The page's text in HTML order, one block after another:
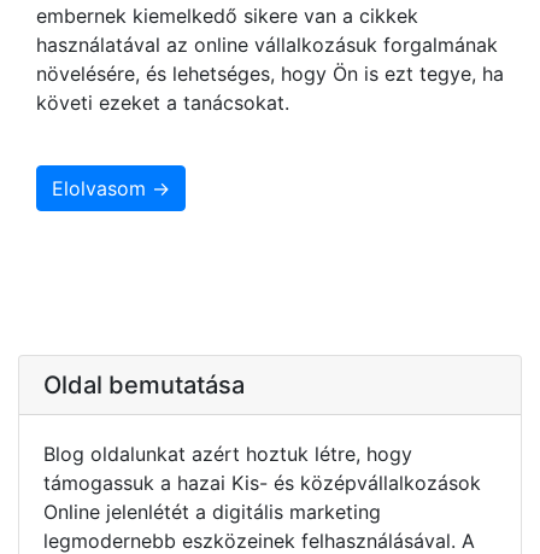
embernek kiemelkedő sikere van a cikkek
használatával az online vállalkozásuk forgalmának
növelésére, és lehetséges, hogy Ön is ezt tegye, ha
követi ezeket a tanácsokat.
Elolvasom →
Oldal bemutatása
Blog oldalunkat azért hoztuk létre, hogy
támogassuk a hazai Kis- és középvállalkozások
Online jelenlétét a digitális marketing
legmodernebb eszközeinek felhasználásával. A